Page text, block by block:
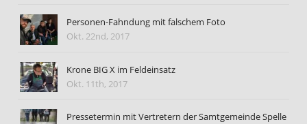
Personen-Fahndung mit falschem Foto
Okt. 22nd, 2017
Krone BIG X im Feldeinsatz
Okt. 11th, 2017
Pressetermin mit Vertretern der Samtgemeinde Spelle